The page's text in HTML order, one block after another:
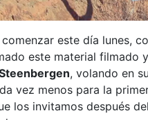
este día lunes,
este material filmado
, volando en su
vez menos para la
los invitamos después